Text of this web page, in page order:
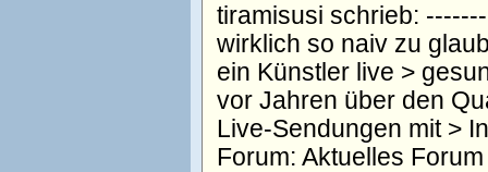
tiramisusi schrieb:
wirklich so naiv zu
ein Künstler live >
vor Jahren über den
Live-Sendungen mit >
Forum: Aktuelles Forum